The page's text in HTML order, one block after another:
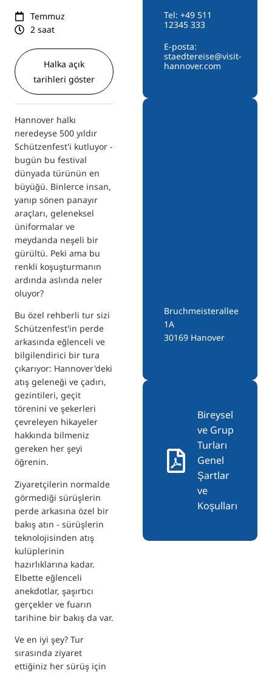
Temmuz
2 saat
Halka açık
tarihleri göster
Hannover halkı
neredeyse 500 yıldır
Schützenfest'i kutluyor -
bugün bu festival
dünyada türünün en
büyüğü. Binlerce insan,
yanıp sönen panayır
araçları, geleneksel
üniformalar ve
meydanda neşeli bir
gürültü. Peki ama bu
renkli koşuşturmanın
ardında aslında neler
oluyor?
Bu özel rehberli tur sizi
Schützenfest'in perde
arkasında eğlenceli ve
bilgilendirici bir tura
çıkarıyor: Hannover'deki
atış geleneği ve çadırı,
gezintileri, geçit
törenini ve şekerleri
çevreleyen hikayeler
hakkında bilmeniz
gereken her şeyi
öğrenin.
Ziyaretçilerin normalde
görmediği sürüşlerin
perde arkasına özel bir
bakış atın - sürüşlerin
teknolojisinden atış
kulüplerinin
hazırlıklarına kadar.
Elbette eğlenceli
anekdotlar, şaşırtıcı
gerçekler ve fuarın
tarihine bir bakış da var.
Ve en iyi şey? Tur
sırasında ziyaret
ettiğiniz her sürüş için
Tel: +49 511
12345 333
E-posta:
staedtereise@visit-
hannover.com
Bruchmeisterallee
1A
30169 Hanover
Bireysel
ve Grup
Turları
Genel
Şartlar
ve
Koşulları